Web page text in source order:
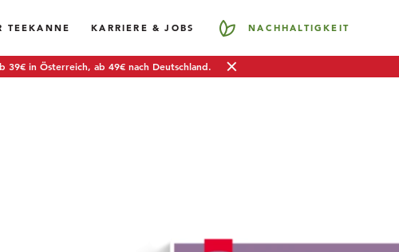
TEEKANNE KARRIERE & JOBS NACHHALTIGKEIT
39€ in Österreich, ab 49€ nach Deutschland.